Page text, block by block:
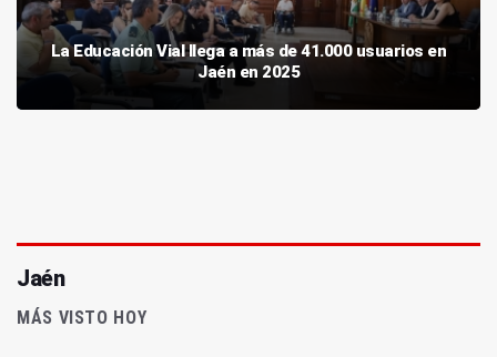
La Educación Vial llega a más de 41.000 usuarios en
Jaén en 2025
Jaén
MÁS VISTO HOY